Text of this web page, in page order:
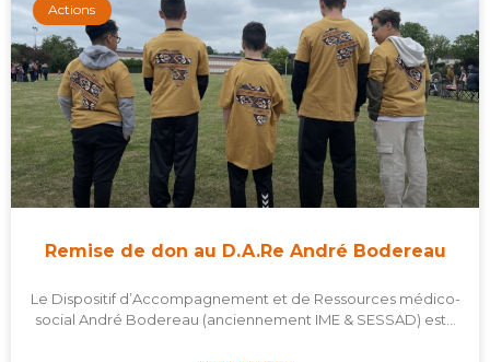
Actions
Remise de don au D.A.Re André Bodereau
Le Dispositif d’Accompagnement et de Ressources médico-
social André Bodereau (anciennement IME & SESSAD) est…